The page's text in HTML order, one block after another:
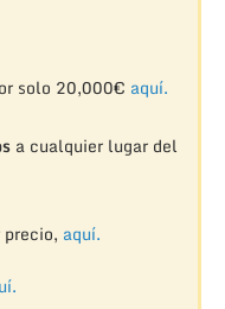
solo 20,000€ aquí.
a cualquier lugar del
aquí.